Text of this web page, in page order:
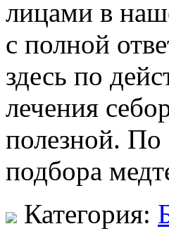
лицами в
с полной
здесь по
лечения
полезной. По
подбора
Категория: